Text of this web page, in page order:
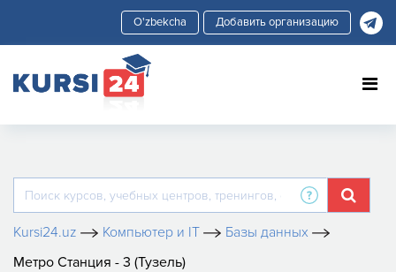
Добавить организацию
Kursi24.uz Компьютер и IT
Базы данных
Метро Станция - 3 (Тузель)